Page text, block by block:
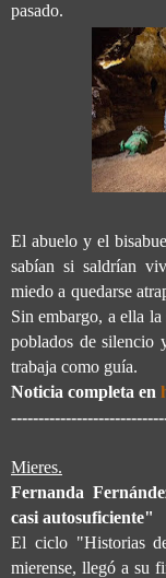
pasado.
El abuelo y el
sabían si saldrían
miedo a quedarse
Sin embargo, a ella la
poblados de silencio
trabaja como guía.
Noticia completa en
Mieres.
Fernanda
casi autosuficiente"
El ciclo "Historias
mierense, llegó a su